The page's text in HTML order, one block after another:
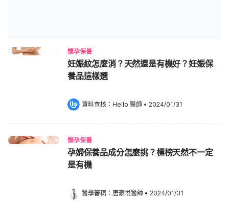
懷孕保養
妊娠紋怎麼消？天然還是有機好？妊娠保
養品這樣選
資料查核： Hello 醫師 • 2024/01/31
懷孕保養
孕婦保養品成分怎麼挑？標榜天然不一定
是有機
醫學審稿： 唐豪悅醫師 • 2024/01/31